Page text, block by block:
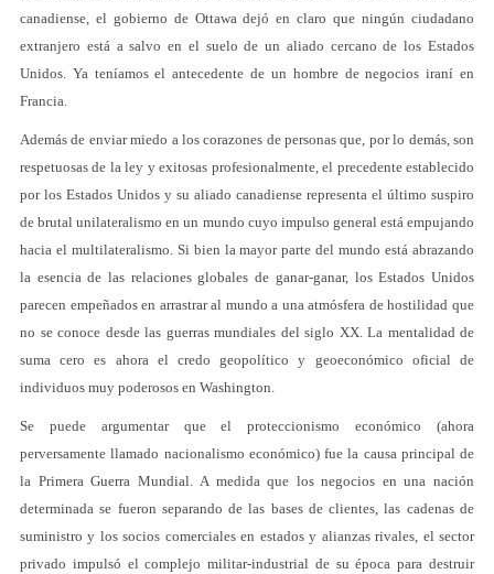
canadiense, el gobierno de Ottawa dejó en claro que ningún ciudadano
extranjero está a salvo en el suelo de un aliado cercano de los Estados
Unidos. Ya teníamos el antecedente de un hombre de negocios iraní en
Francia.
Además de enviar miedo a los corazones de personas que, por lo demás, son
respetuosas de la ley y exitosas profesionalmente, el precedente establecido
por los Estados Unidos y su aliado canadiense representa el último suspiro
de brutal unilateralismo en un mundo cuyo impulso general está empujando
hacia el multilateralismo. Si bien la mayor parte del mundo está abrazando
la esencia de las relaciones globales de ganar-ganar, los Estados Unidos
parecen empeñados en arrastrar al mundo a una atmósfera de hostilidad que
no se conoce desde las guerras mundiales del siglo XX. La mentalidad de
suma cero es ahora el credo geopolítico y geoeconómico oficial de
individuos muy poderosos en Washington.
Se puede argumentar que el proteccionismo económico (ahora
perversamente llamado nacionalismo económico) fue la causa principal de
la Primera Guerra Mundial. A medida que los negocios en una nación
determinada se fueron separando de las bases de clientes, las cadenas de
suministro y los socios comerciales en estados y alianzas rivales, el sector
privado impulsó el complejo militar-industrial de su época para destruir